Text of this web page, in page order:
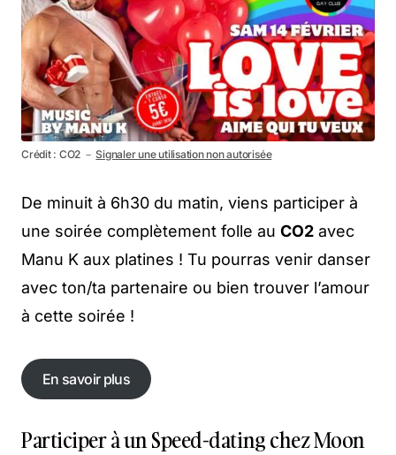
Crédit : CO2 －Signaler une utilisation non autorisée
De minuit à 6h30 du matin, viens participer à
une soirée complètement folle au CO2 avec
Manu K aux platines ! Tu pourras venir danser
avec ton/ta partenaire ou bien trouver l’amour
à cette soirée !
En savoir plus
En savoir plus
Participer à un Speed-dating chez Moon